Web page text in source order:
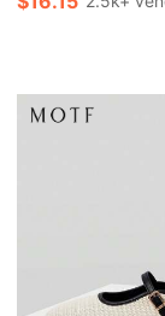
#1 Más vendidos